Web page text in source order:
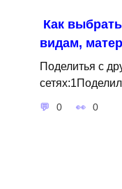
Как
видам,
Поделитья с
0 0